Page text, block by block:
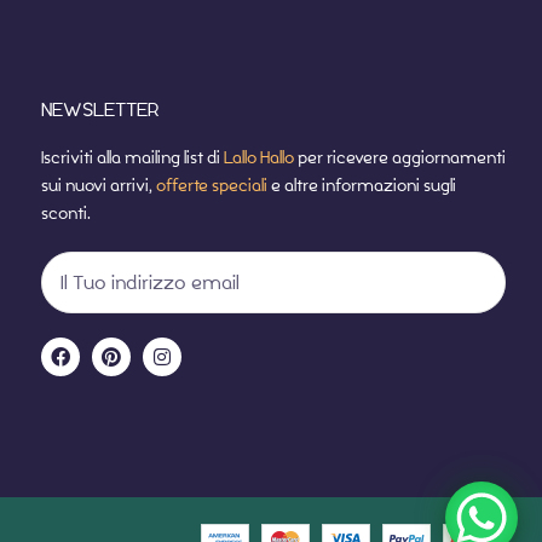
NEWSLETTER
Iscriviti alla mailing list di Lallo Halloper ricevere aggiornamenti
sui nuovi arrivi,offerte speciali e altre informazioni sugli
sconti.